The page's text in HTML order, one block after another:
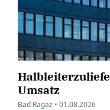
Umsatz
Bad Ragaz • 01.08.2026